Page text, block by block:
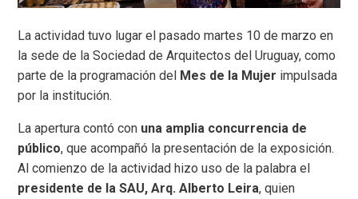
La actividad tuvo lugar el pasado martes 10 de marzo en
la sede de la Sociedad de Arquitectos del Uruguay, como
parte de la programación del Mes de la Mujer impulsada
por la institución.
La apertura contó con una amplia concurrencia de
público, que acompañó la presentación de la exposición.
Al comienzo de la actividad hizo uso de la palabra el
presidente de la SAU, Arq. Alberto Leira, quien